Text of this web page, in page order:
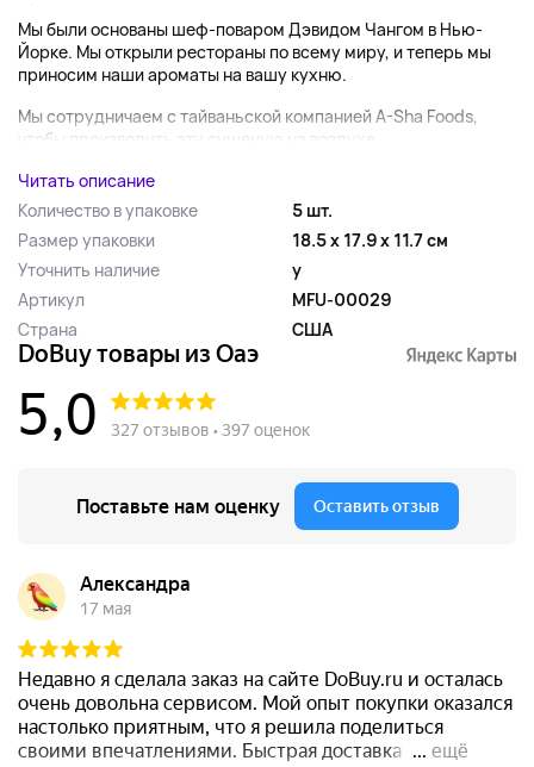
Мы были основаны шеф-поваром Дэвидом Чангом в Нью-
Йорке. Мы открыли рестораны по всему миру, и теперь мы
приносим наши ароматы на вашу кухню.
Мы сотрудничаем с тайваньской компанией A-Sha Foods,
чтобы производить эту сушеную на воздухе...
Читать описание
Количество в упаковке
5 шт.
Размер упаковки
18.5 x 17.9 x 11.7 см
Уточнить наличие
y
Артикул
MFU-00029
Страна
США